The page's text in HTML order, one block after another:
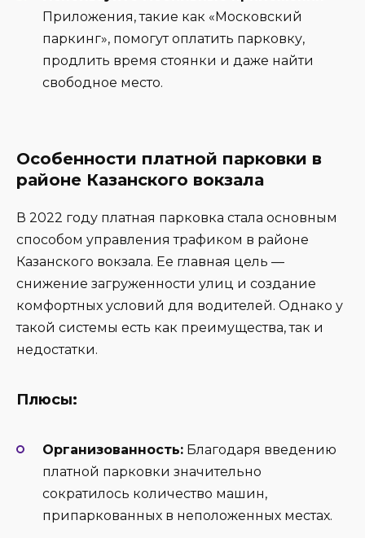
Приложения, такие как «Московский
паркинг», помогут оплатить парковку,
продлить время стоянки и даже найти
свободное место.
Особенности платной парковки в
районе Казанского вокзала
В 2022 году платная парковка стала основным
способом управления трафиком в районе
Казанского вокзала. Ее главная цель —
снижение загруженности улиц и создание
комфортных условий для водителей. Однако у
такой системы есть как преимущества, так и
недостатки.
Плюсы:
Организованность: Благодаря введению
платной парковки значительно
сократилось количество машин,
припаркованных в неположенных местах.